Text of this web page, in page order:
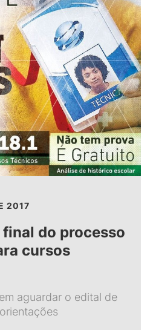
2017
do processo
cursos
aguardar o edital de